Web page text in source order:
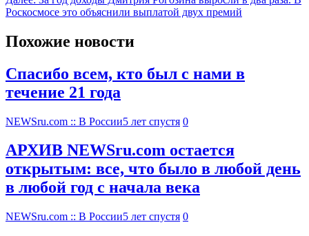
Роскосмосе это объяснили выплатой двух премий
Похожие новости
Спасибо всем, кто был с нами в
течение 21 года
NEWSru.com :: В России5 лет спустя 0
АРХИВ NEWSru.com остается
открытым: все, что было в любой день
в любой год с начала века
NEWSru.com :: В России5 лет спустя 0